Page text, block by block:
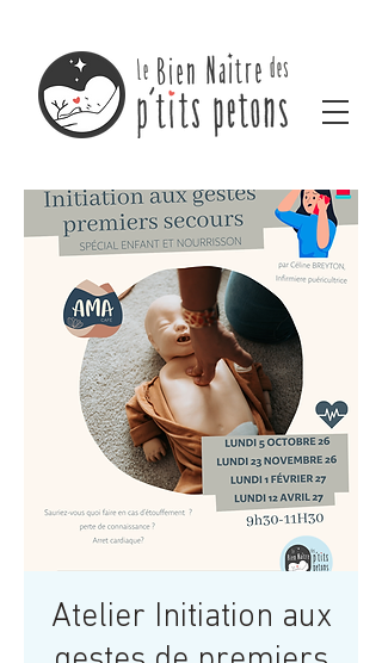
Atelier Initiation aux